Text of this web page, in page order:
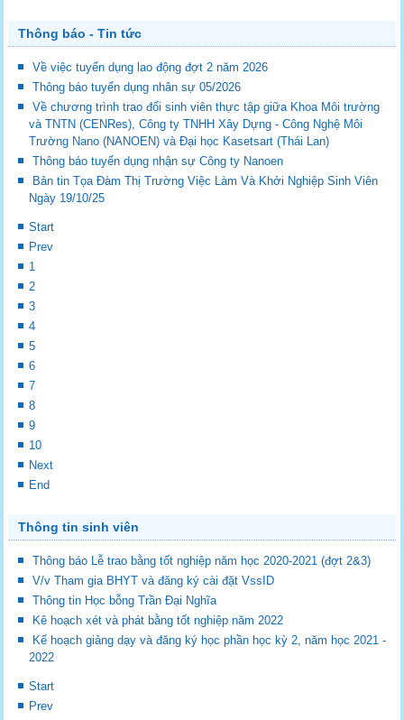
Thông báo - Tin tức
Về việc tuyển dụng lao động đợt 2 năm 2026
Thông báo tuyển dụng nhân sự 05/2026
Về chương trình trao đổi sinh viên thực tập giữa Khoa Môi trường
và TNTN (CENRes), Công ty TNHH Xây Dựng - Công Nghệ Môi
Trường Nano (NANOEN) và Đại học Kasetsart (Thái Lan)
Thông báo tuyển dụng nhận sự Công ty Nanoen
Bản tin Tọa Đàm Thị Trường Việc Làm Và Khởi Nghiệp Sinh Viên
Ngày 19/10/25
Start
Prev
1
2
3
4
5
6
7
8
9
10
Next
End
Thông tin sinh viên
Thông báo Lễ trao bằng tốt nghiệp năm học 2020-2021 (đợt 2&3)
V/v Tham gia BHYT và đăng ký cài đặt VssID
Thông tin Học bỗng Trần Đại Nghĩa
Kê hoạch xét và phát bằng tốt nghiệp năm 2022
Kế hoạch giảng dạy và đăng ký học phần học kỳ 2, năm học 2021 -
2022
Start
Prev